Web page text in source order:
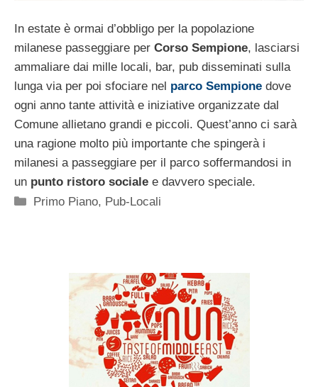
In estate è ormai d’obbligo per la popolazione
milanese passeggiare per Corso Sempione, lasciarsi
ammaliare dai mille locali, bar, pub disseminati sulla
lunga via per poi sfociare nel parco Sempione dove
ogni anno tante attività e iniziative organizzate dal
Comune allietano grandi e piccoli. Quest’anno ci sarà
una ragione molto più importante che spingerà i
milanesi a passeggiare per il parco soffermandosi in
un punto ristoro sociale e davvero speciale.
Categorie
Primo Piano, Pub-Locali